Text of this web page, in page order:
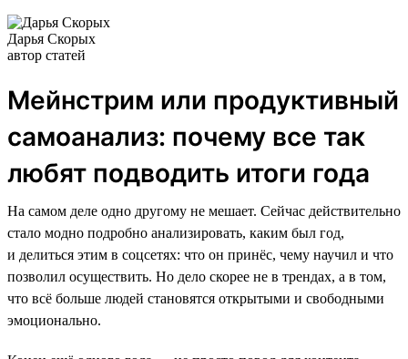
Дарья Скорых
автор статей
Мейнстрим или продуктивный
самоанализ: почему все так
любят подводить итоги года
На самом деле одно другому не мешает. Сейчас действительно
стало модно подробно анализировать, каким был год,
и делиться этим в соцсетях: что он принёс, чему научил и что
позволил осуществить. Но дело скорее не в трендах, а в том,
что всё больше людей становятся открытыми и свободными
эмоционально.